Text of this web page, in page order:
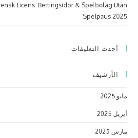
Licens: Bettingsidor & Spelbolag Utan
Spelpaus 2025
أحدث التعليقات
الأرشيف
مايو 2025
أبريل 2025
مارس 2025